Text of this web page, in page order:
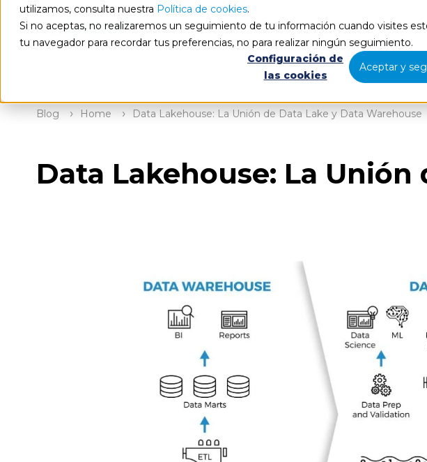
utilizamos, consulta nuestra Política de cookies.
Si no aceptas, no realizaremos un seguimiento de tu información cuando visites
tu navegador para recordar tus preferencias, no para realizar ningún seguimiento.
Configuración de
las cookies
Aceptar y
Blog Home Data Lakehouse: La Unión de Data Lake y Data Warehouse
Data Lakehouse: La